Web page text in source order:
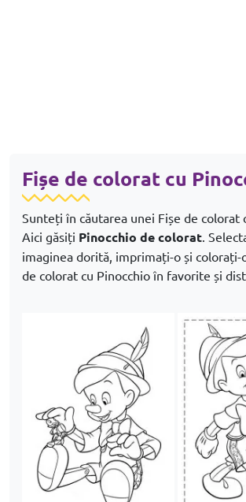
Fișe de colorat cu
Sunteți în căutarea unei Fișe de colorat
Aici găsiți Pinocchio de colorat.
imaginea dorită, imprimați-o și colorați-
de colorat cu Pinocchio în favorite și